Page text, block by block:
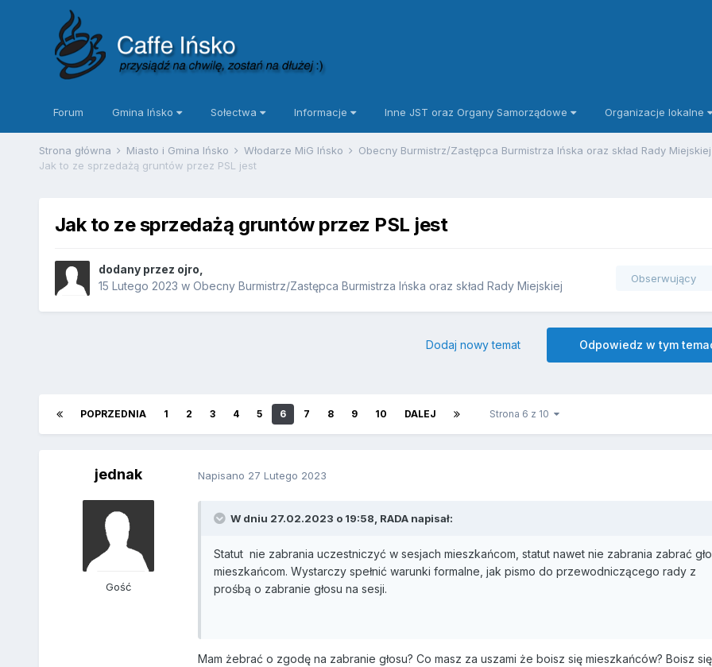
Forum Gmina Ińsko Sołectwa Informacje Inne JST oraz Organy Samorządowe Organizacje lokalne
Strona główna Miasto i Gmina Ińsko Włodarze MiG Ińsko
Obecny Burmistrz/Zastępca Burmistrza Ińska oraz skład Rady
Jak to ze sprzedażą gruntów przez PSL jest
Jak to ze sprzedażą gruntów przez PSL jest
dodany przez ojro
15 Lutego 2023 w Obecny Burmistrz/Zastępca Burmistrza Ińska oraz skład Rady Miejskiej
Obserwujący
Odpowiedz w tym
Dodaj nowy temat
POPRZEDNIA 1 2 3 4 5 6 7 8 9 10 DALEJ Strona 6 z 10
jednak
Gość
Napisano 27 Lutego 2023
W dniu 27.02.2023 o 19:58, RADA napisał:
Statut nie zabrania uczestniczyć w sesjach mieszkańcom, statut nawet nie zabrania zabrać
mieszkańcom. Wystarczy spełnić warunki formalne, jak pismo do przewodniczącego rady z
prośbą o zabranie głosu na sesji.
Mam żebrać o zgodę na zabranie głosu? Co masz za uszami że boisz się mieszkańców? Boisz się